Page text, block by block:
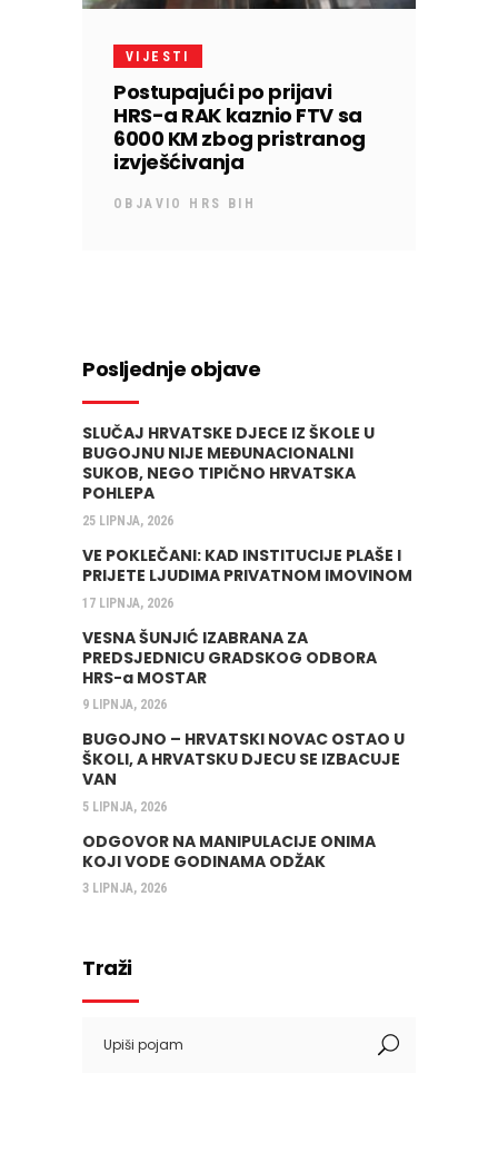
VIJESTI
Postupajući po prijavi
HRS-a RAK kaznio FTV sa
6000 KM zbog pristranog
izvješćivanja
OBJAVIO HRS BIH
Posljednje objave
SLUČAJ HRVATSKE DJECE IZ ŠKOLE U
BUGOJNU NIJE MEĐUNACIONALNI
SUKOB, NEGO TIPIČNO HRVATSKA
POHLEPA
25 LIPNJA, 2026
VE POKLEČANI: KAD INSTITUCIJE PLAŠE I
PRIJETE LJUDIMA PRIVATNOM IMOVINOM
17 LIPNJA, 2026
VESNA ŠUNJIĆ IZABRANA ZA
PREDSJEDNICU GRADSKOG ODBORA
HRS-a MOSTAR
9 LIPNJA, 2026
BUGOJNO – HRVATSKI NOVAC OSTAO U
ŠKOLI, A HRVATSKU DJECU SE IZBACUJE
VAN
5 LIPNJA, 2026
ODGOVOR NA MANIPULACIJE ONIMA
KOJI VODE GODINAMA ODŽAK
3 LIPNJA, 2026
Traži
for: